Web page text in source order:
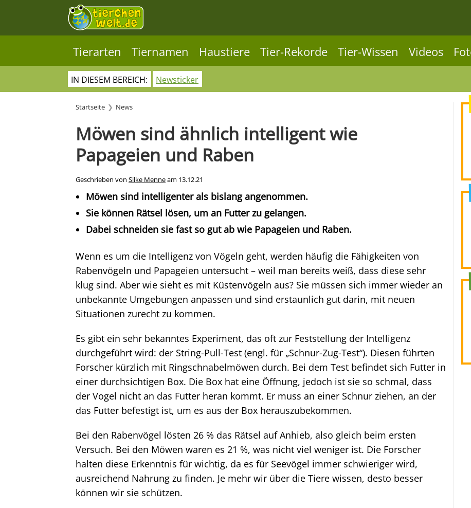
Tierarten Tiernamen Haustiere Tier-Rekorde Tier-Wissen Videos
IN DIESEM BEREICH: Newsticker
Startseite News
Möwen sind ähnlich intelligent wie
Papageien und Raben
Geschrieben von Silke Menneam 13.12.21
Möwen sind intelligenter als bislang angenommen.
Sie können Rätsel lösen, um an Futter zu gelangen.
Dabei schneiden sie fast so gut ab wie Papageien und Raben.
Wenn es um die Intelligenz von Vögeln geht, werden häufig die Fähigkeiten von
Rabenvögeln und Papageien untersucht – weil man bereits weiß, dass diese sehr
klug sind. Aber wie sieht es mit Küstenvögeln aus? Sie müssen sich immer wieder an
unbekannte Umgebungen anpassen und sind erstaunlich gut darin, mit neuen
Situationen zurecht zu kommen.
Es gibt ein sehr bekanntes Experiment, das oft zur Feststellung der Intelligenz
durchgeführt wird: der String-Pull-Test (engl. für „Schnur-Zug-Test“). Diesen führten
Forscher kürzlich mit Ringschnabelmöwen durch. Bei dem Test befindet sich Futter in
einer durchsichtigen Box. Die Box hat eine Öffnung, jedoch ist sie so schmal, dass
der Vogel nicht an das Futter heran kommt. Er muss an einer Schnur ziehen, an der
das Futter befestigt ist, um es aus der Box herauszubekommen.
Bei den Rabenvögel lösten 26 % das Rätsel auf Anhieb, also gleich beim ersten
Versuch. Bei den Möwen waren es 21 %, was nicht viel weniger ist. Die Forscher
halten diese Erkenntnis für wichtig, da es für Seevögel immer schwieriger wird,
ausreichend Nahrung zu finden. Je mehr wir über die Tiere wissen, desto besser
können wir sie schützen.